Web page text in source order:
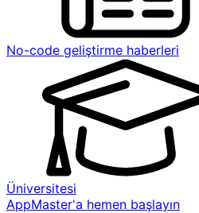
No-code geliştirme haberleri
Üniversitesi
AppMaster'a hemen başlayın